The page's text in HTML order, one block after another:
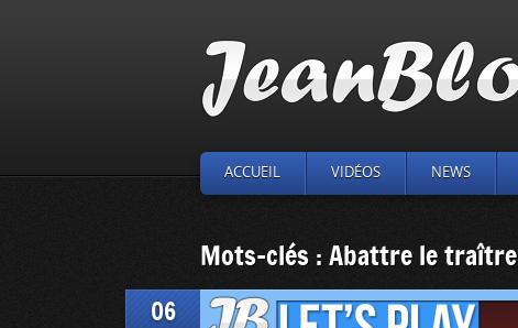
ACCUEIL VIDÉOS NEWS
Mots-clés : Abattre le traître
06